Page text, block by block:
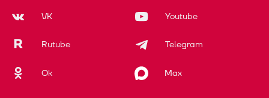
VK Youtube
Rutube Telegram
Ok Max